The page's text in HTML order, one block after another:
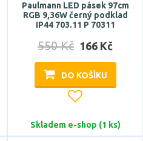
Paulmann LED pásek 97cm
RGB 9,36W černý podklad
IP44 703.11 P 70311
550 Kč 166 Kč
DO KOŠÍKU
Skladem e-shop (1 ks)